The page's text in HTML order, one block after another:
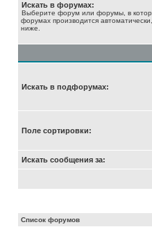
Искать в форумах:
Выберите форум или форумы, в
форумах производится
ниже.
Искать в подфорумах:
Поле сортировки:
Искать сообщения за:
Список форумов